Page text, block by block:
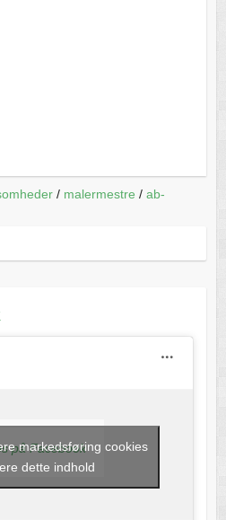
/ malermestre / ab-
på Facebook
markedsføring cookies
dette indhold